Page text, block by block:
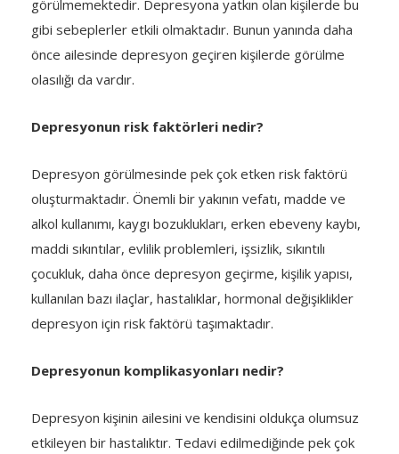
görülmemektedir. Depresyona yatkın olan kişilerde bu
gibi sebeplerler etkili olmaktadır. Bunun yanında daha
önce ailesinde depresyon geçiren kişilerde görülme
olasılığı da vardır.
Depresyonun risk faktörleri nedir?
Depresyon görülmesinde pek çok etken risk faktörü
oluşturmaktadır. Önemli bir yakının vefatı, madde ve
alkol kullanımı, kaygı bozuklukları, erken ebeveny kaybı,
maddi sıkıntılar, evlilik problemleri, işsizlik, sıkıntılı
çocukluk, daha önce depresyon geçirme, kişilik yapısı,
kullanılan bazı ilaçlar, hastalıklar, hormonal değişiklikler
depresyon için risk faktörü taşımaktadır.
Depresyonun komplikasyonları nedir?
Depresyon kişinin ailesini ve kendisini oldukça olumsuz
etkileyen bir hastalıktır. Tedavi edilmediğinde pek çok